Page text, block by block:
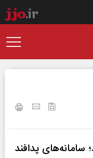
سامانه‌های پدافند